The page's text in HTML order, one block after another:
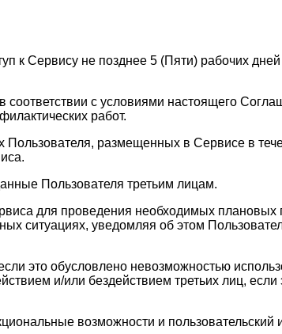
к Сервису не позднее 5 (Пяти) рабочих
с условиями настоящего
работ.
Пользователя, размещенных в Сервисе в
Пользователя третьим лицам.
для проведения необходимых плановых
ситуациях, уведомляя об этом
это обусловлено невозможностью
и/или бездействием третьих лиц, если
возможности и